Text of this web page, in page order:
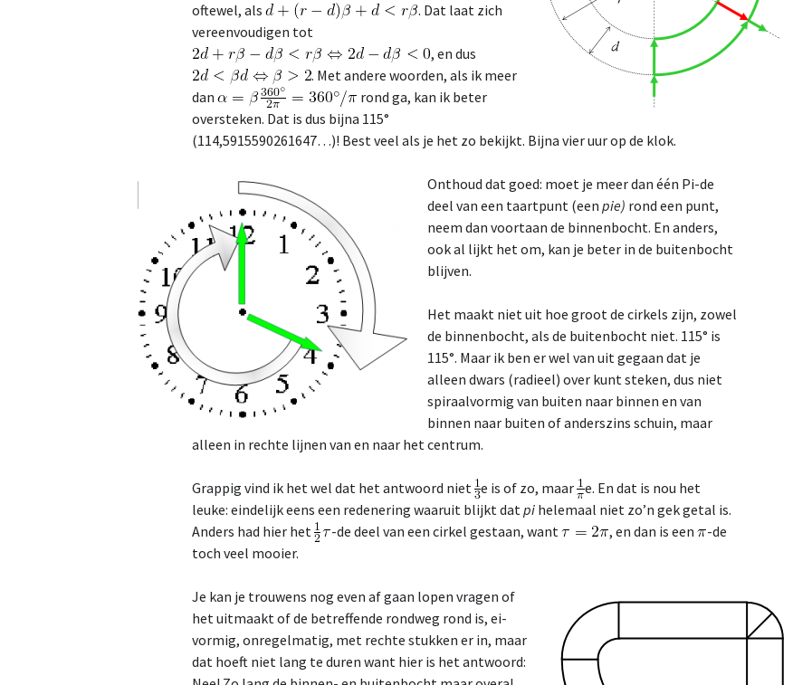
oftewel, als
. Dat laat zich
vereenvoudigen tot
, en dus
. Met andere woorden, als ik meer
dan
rond ga, kan ik beter
oversteken. Dat is dus bijna 115°
(114,5915590261647…)! Best veel als je het zo bekijkt. Bijna vier uur op de klok.
Onthoud dat goed: moet je meer dan één Pi-de
deel van een taartpunt (een pie) rond een punt,
neem dan voortaan de binnenbocht. En anders,
ook al lijkt het om, kan je beter in de buitenbocht
blijven.
Het maakt niet uit hoe groot de cirkels zijn, zowel
de binnenbocht, als de buitenbocht niet. 115° is
115°. Maar ik ben er wel van uit gegaan dat je
alleen dwars (radieel) over kunt steken, dus niet
spiraalvormig van buiten naar binnen en van
binnen naar buiten of anderszins schuin, maar
alleen in rechte lijnen van en naar het centrum.
Grappig vind ik het wel dat het antwoord niet e is of zo, maar e. En dat is nou het
leuke: eindelijk eens een redenering waaruit blijkt datpi helemaal niet zo’n gek getal is.
Anders had hier het
-de deel van een cirkel gestaan, want , en dan is een
-de
toch veel mooier.
Je kan je trouwens nog even af gaan lopen vragen of
het uitmaakt of de betreffende rondweg rond is, ei-
vormig, onregelmatig, met rechte stukken er in, maar
dat hoeft niet lang te duren want hier is het antwoord: